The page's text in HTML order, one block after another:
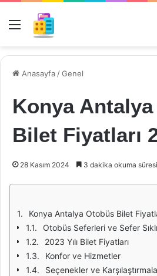
Menü
Anasayfa /Genel
Konya
Bilet Fiyatları
28 Kasım 2024 3 dakika okuma süresi
Konya Antalya Otobüs Bilet
Otobüs Seferleri ve Sefer
2023 Yılı Bilet Fiyatları
Konfor ve Hizmetler
Seçenekler ve